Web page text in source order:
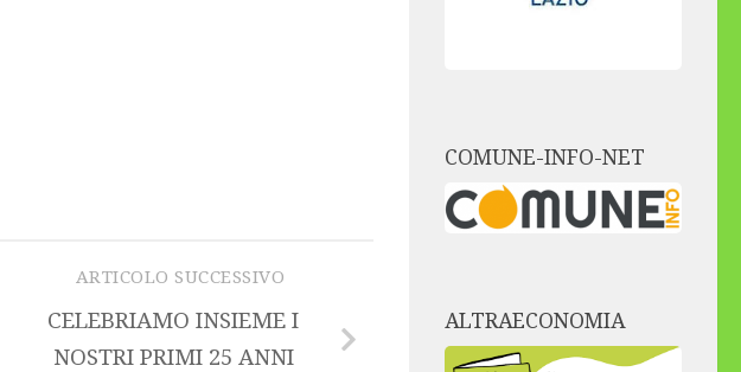
ARTICOLO SUCCESSIVO
CELEBRIAMO INSIEME I
NOSTRI PRIMI 25 ANNI
COMUNE-INFO-NET
ALTRAECONOMIA